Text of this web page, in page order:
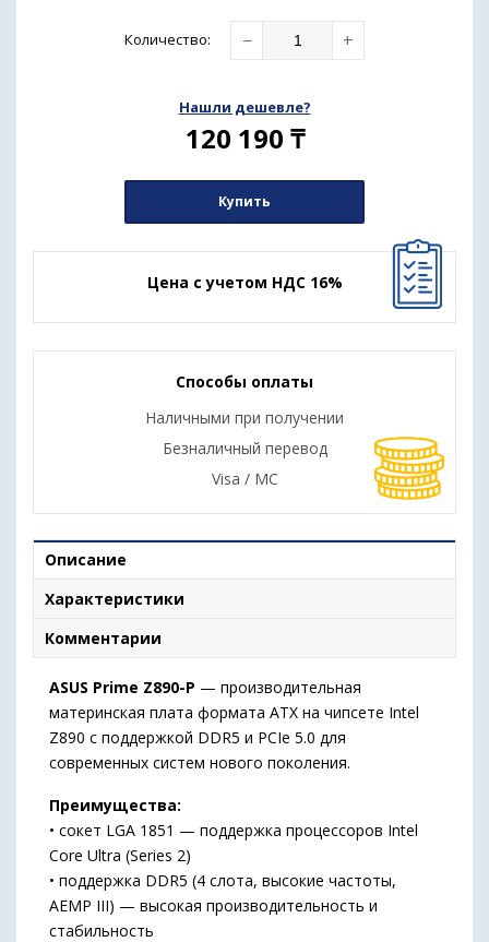
Количество: − +
Нашли дешевле?
120 190 ₸
Купить
Цена с учетом НДС 16%
Способы оплаты
Наличными при получении
Безналичный перевод
Visa / MC
Описание
Характеристики
Комментарии
ASUS Prime Z890-P — производительная
материнская плата формата ATX на чипсете Intel
Z890 с поддержкой DDR5 и PCIe 5.0 для
современных систем нового поколения.
Преимущества:
• сокет LGA 1851 — поддержка процессоров Intel
Core Ultra (Series 2)
• поддержка DDR5 (4 слота, высокие частоты,
AEMP III) — высокая производительность и
стабильность